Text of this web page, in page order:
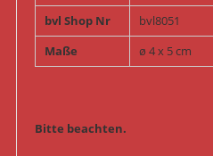
bvl Shop Nr
bvl8051
Maße
ø 4 x 5 cm
Bitte beachten.